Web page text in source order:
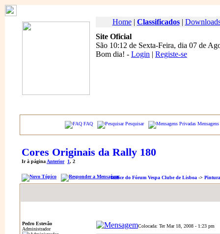
Home| Classificados|
Site Oficial
São 10:12 de Sexta-Feira, dia 07 de
Bom dia! - Login | Registe-se
FAQ Pesquisar
Cores Originais da Rally 180
Ir à página Anterior 1, 2
Índice do Fórum Vespa Clube de Lisboa -> Pintura
Pedro Estevão
Administrador
Colocada: Ter Mar 18, 2008 - 1:23 pm